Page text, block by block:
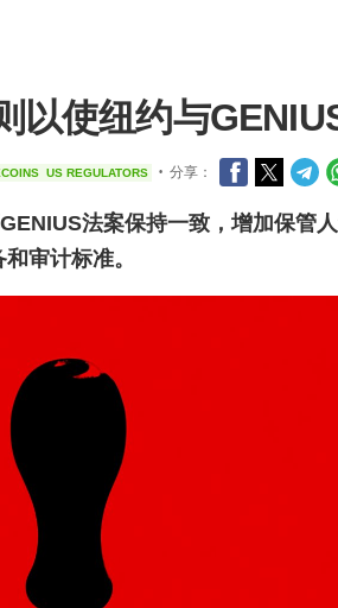
以使纽约与
US REGULATORS • 分享：
法案保持一致，增加保管
审计标准。